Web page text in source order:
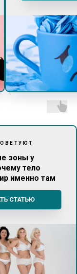
зоны у
тело
именно там
СТАТЬЮ